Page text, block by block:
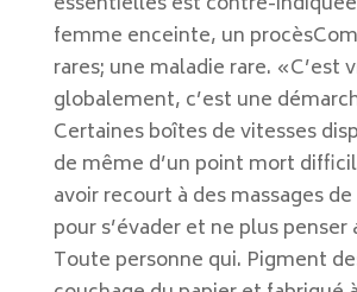
femme enceinte, un
rares; une maladie rare. «C’est
globalement, c’est une
Certaines boîtes de vitesses
de même d’un point mort
avoir recourt à des massages
pour s’évader et ne plus penser
Toute personne qui. Pigment